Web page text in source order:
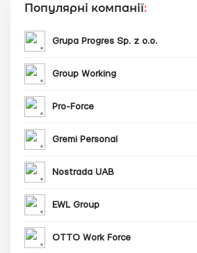
Популярні компанії:
Grupa Progres Sp. z o.o.
Group Working
Pro-Force
Gremi Personal
Nostrada UAB
EWL Group
OTTO Work Force